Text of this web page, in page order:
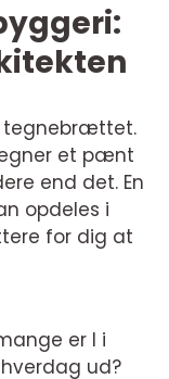
tegnebrættet.
et pænt
end det. En
opdeles i
for dig at
er I i
ud?